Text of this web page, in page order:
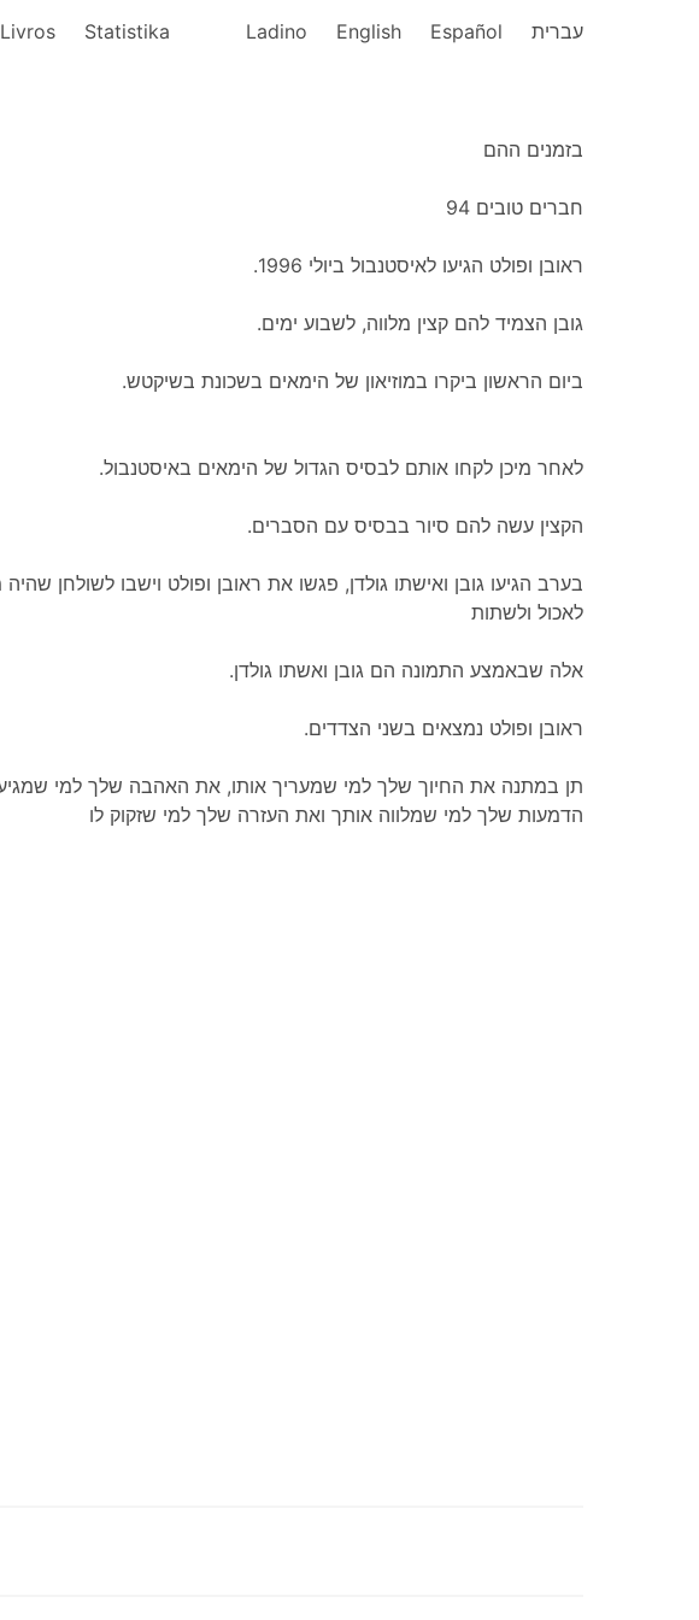
Livros Statistika Ladino English Español עברית
בזמנים ההם
חברים טובים 94
.ראובן ופולט הגיעו לאיסטנבול ביולי 1996
.גובן הצמיד להם קצין מלווה, לשבוע ימים
.ביום הראשון ביקרו במוזיאון של הימאים בשכונת בשיקטש
.לאחר מיכן לקחו אותם לבסיס הגדול של הימאים באיסטנבול
.הקצין עשה להם סיור בבסיס עם הסברים
לאכול ולשתות
.אלה שבאמצע התמונה הם גובן ואשתו גולדן
.ראובן ופולט נמצאים בשני הצדדים
הדמעות שלך למי שמלווה אותך ואת העזרה שלך למי שזקוק לו